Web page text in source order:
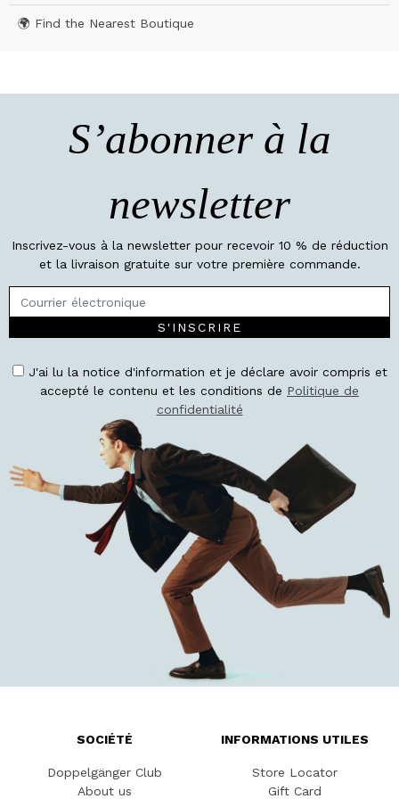
🌍 Find the Nearest Boutique
S’abonner à la
newsletter
Inscrivez-vous à la newsletter pour recevoir 10 % de réduction
et la livraison gratuite sur votre première commande.
S'INSCRIRE
J'ai lu la notice d'information et je déclare avoir compris et
accepté le contenu et les conditions de Politique de
confidentialité
SOCIÉTÉ
Doppelgänger Club
About us
INFORMATIONS UTILES
Store Locator
Gift Card